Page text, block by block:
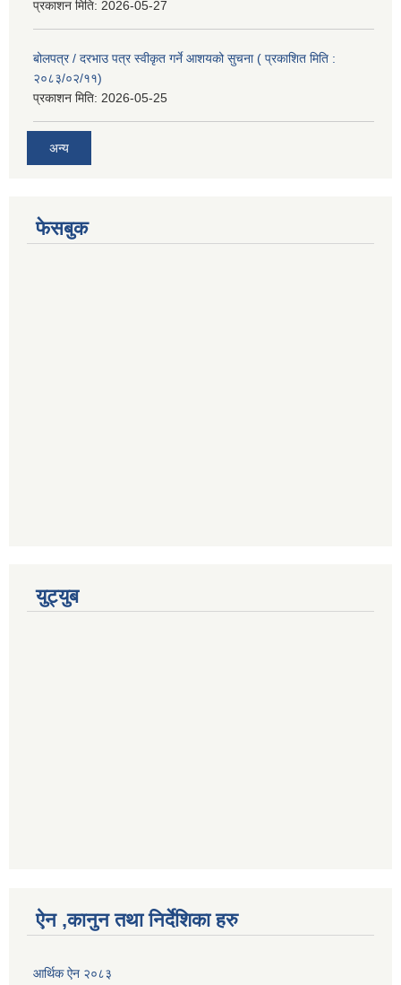
प्रकाशन मिति: 2026-05-27
बोलपत्र / दरभाउ पत्र स्वीकृत गर्ने आशयको सुचना ( प्रकाशित मिति :
२०८३/०२/११)
प्रकाशन मिति: 2026-05-25
अन्य
फेसबुक
युट्युब
ऐन ,कानुन तथा निर्देशिका हरु
आर्थिक ऐन २०८३